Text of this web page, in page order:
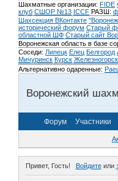
Шахматные организации: FIDE
клуб СШОР №13 ICCF РАЗШ:
Шахсекция ВКонтакте
исторический форум Cтарый
областной ШФ Старый сайт
Воронежская область в базе
Соседи: Липецк Елец Белгород
Мичуринск Курск Железногорск
Альтернативно одаренные:
Воронежский
Форум Участники
Привет, Гость! Войдитеили